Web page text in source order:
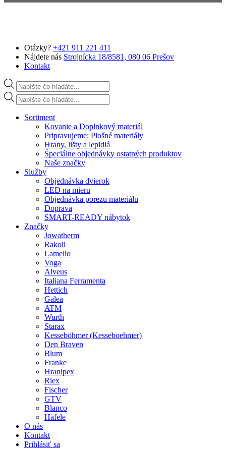
Otázky? +421 911 221 411
Nájdete nás Strojnícka 18/8581, 080 06 Prešov
Kontakt
Products search
Products search
Sortiment
Kovanie a Doplnkový materiál
Pripravujeme: Plošné materiály
Hrany, lišty a lepidlá
Špeciálne objednávky ostatných produktov
Naše značky
Služby
Objednávka dvierok
LED na mieru
Objednávka porezu materiálu
Doprava
SMART-READY nábytok
Značky
Jowatherm
Rakoll
Lamelio
Voga
Alveus
Italiana Ferramenta
Hettich
Galea
ATM
Wurth
Starax
Kesseböhmer (Kesseboehmer)
Den Braven
Blum
Franke
Hranipex
Riex
Fischer
GTV
Blanco
Häfele
O nás
Kontakt
Prihlásiť sa